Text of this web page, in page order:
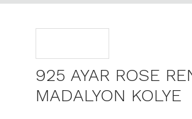
925 AYAR ROSE
MADALYON KOLYE